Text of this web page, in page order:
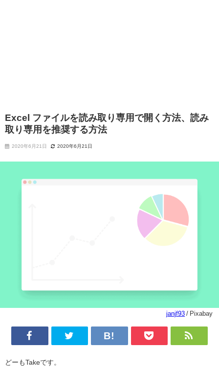
Excel ファイルを読み取り専用で開く方法、読み
取り専用を推奨する方法
2020年6月21日 2020年6月21日
janjf93 / Pixabay
どーもTakeです。